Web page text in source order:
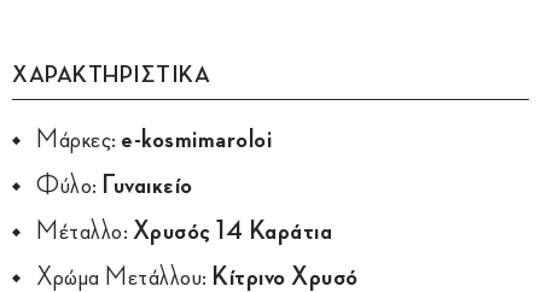
ΧΑΡΑΚΤΗΡΙΣΤΙΚΑ
Μάρκες: e-kosmimaroloi
Φύλο:
Γυναικείο
Μέταλλο: Χρυσός 14 Καράτια
Χρώμα Μετάλλου: Κίτρινο Χρυσό